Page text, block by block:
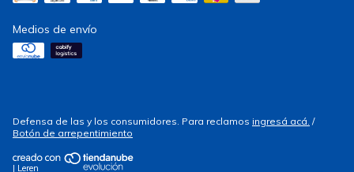
Medios de envío
Defensa de las y los consumidores. Para reclamos ingresá acá. /
Botón de arrepentimiento
| Leren